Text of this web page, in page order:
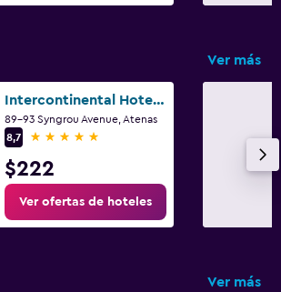
Ver más
Intercontinental Hotels Athenaeum Athens By IHG
89-93 Syngrou Avenue, Atenas
8,7
5 estrellas
$222
Ver ofertas de hoteles
Ver más